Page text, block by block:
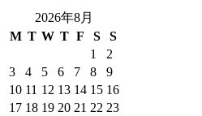
2026年8月
M T W T F S
S
1
2
3
4 5 6 7 8
9
10 11 12 13 14 15 16
17 18 19 20 21 22 23